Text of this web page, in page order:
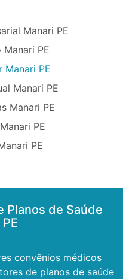
Manari PE
Manari PE
Manari PE
Manari PE
Manari PE
PE
PE
Planos de Saúde
convênios médicos
de planos de saúde